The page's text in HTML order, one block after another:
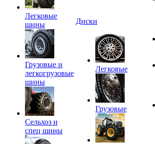
Легковые
шины
Грузовые и
легкогрузовые
шины
Сельхоз и
спец шины
Диски
Легковые
Грузовые